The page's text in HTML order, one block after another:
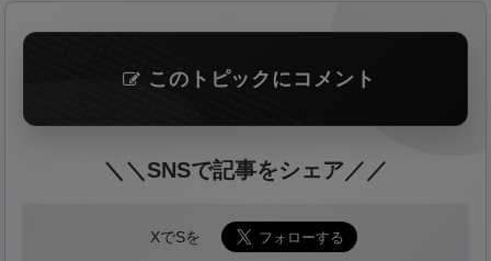
このトピックにコメント
＼＼SNSで記事をシェア／／
XでSを